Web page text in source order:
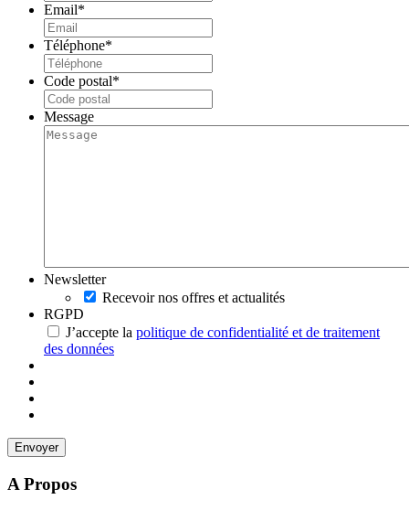
Email*
Téléphone*
Code postal*
Message
Newsletter
Recevoir nos offres et actualités
RGPD
J’accepte la politique de confidentialité et de traitement
des données
A Propos